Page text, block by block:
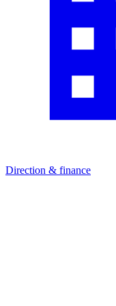
Direction & finance